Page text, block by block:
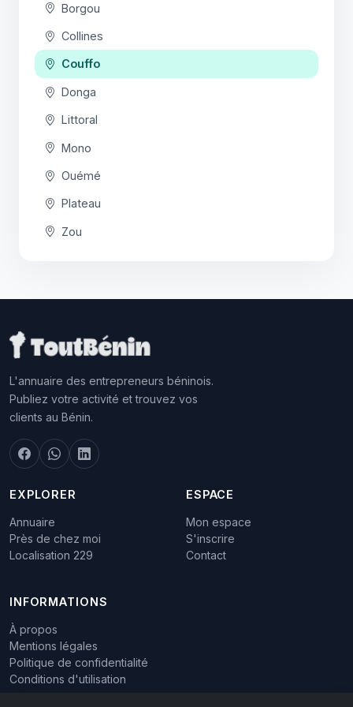
Borgou
Collines
Couffo
Donga
Littoral
Mono
Ouémé
Plateau
Zou
L'annuaire des entrepreneurs béninois.
Publiez votre activité et trouvez vos
clients au Bénin.
EXPLORER
Annuaire
Près de chez moi
Localisation 229
ESPACE
Mon espace
S'inscrire
Contact
INFORMATIONS
À propos
Mentions légales
Politique de confidentialité
Conditions d'utilisation